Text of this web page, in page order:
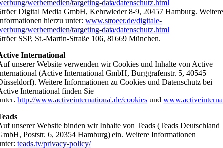
werbemedien/targeting-data/datenschutz.html
Digital Media GmbH, Kehrwieder 8-9, 20457 Hamburg. Weitere
hierzu unter:www.stroeer.de/digitale-
werbemedien/targeting-data/datenschutz.html
SSP, St.-Martin-Straße 106, 81669 München.
International
unserer Website verwenden wir Cookies und Inhalte von Active
(Active International GmbH, Burggrafenstr. 5, 40545
Weitere Informationen zu Cookies und Datenschutz bei
International finden Sie
http://www.activeinternational.de/cookies und
unserer Website binden wir Inhalte von Teads (Teads Deutschland
Poststr. 6, 20354 Hamburg) ein. Weitere Informationen
teads.tv/privacy-policy/